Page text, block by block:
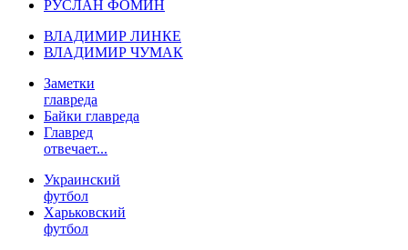
РУСЛАН ФОМИН
ВЛАДИМИР ЛИНКЕ
ВЛАДИМИР ЧУМАК
Заметки
главреда
Байки главреда
Главред
отвечает...
Украинский
футбол
Харьковский
футбол